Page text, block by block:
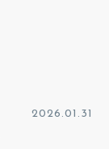
2026.01.31